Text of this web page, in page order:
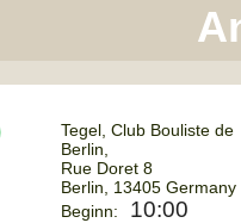
Tegel, Club Bouliste de
Berlin,
Rue Doret 8
Berlin
13405 Germany
Beginn:
10:00